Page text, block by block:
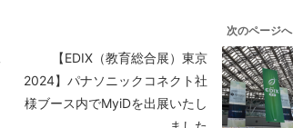
次のページへ
【EDIX（教育総合展）東京
2024】パナソニックコネクト社
様ブース内でMyiDを出展いたし